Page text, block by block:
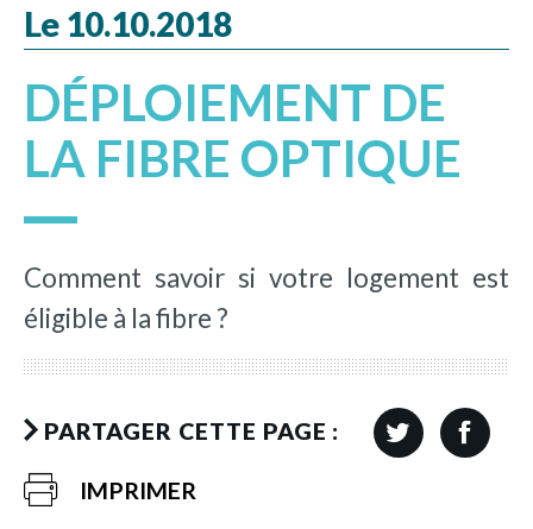
Le 10.10.2018
DÉPLOIEMENT DE
LA FIBRE OPTIQUE
Comment savoir si votre logement est
éligible à la fibre ?
PARTAGER CETTE PAGE :
IMPRIMER